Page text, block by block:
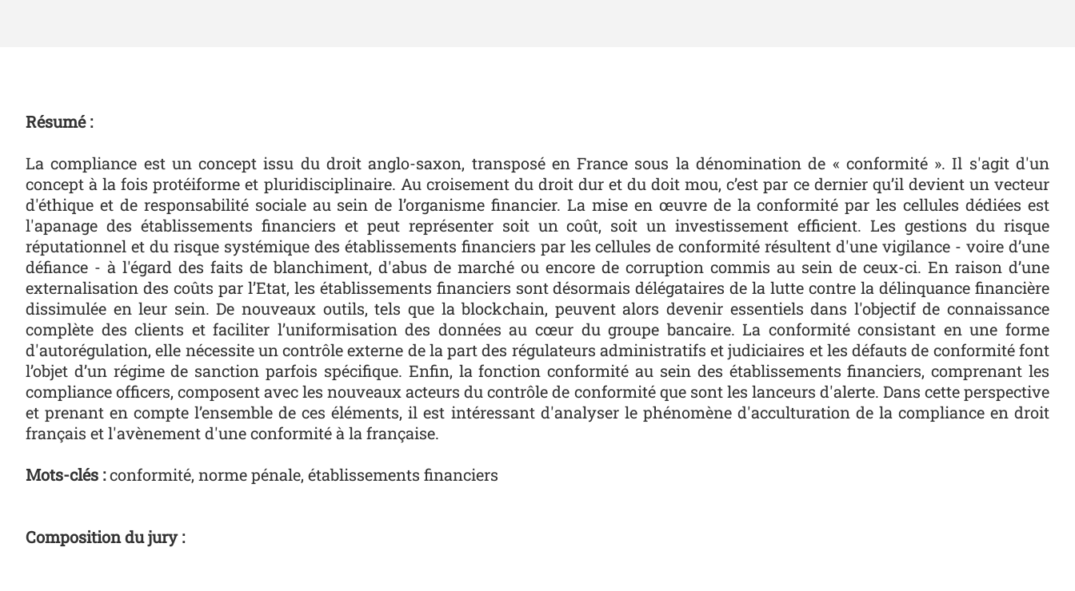
Résumé :
La compliance est un concept issu du droit anglo-saxon, transposé en France sous la dénomination de « conformité ». Il s'agit d'un
concept à la fois protéiforme et pluridisciplinaire. Au croisement du droit dur et du doit mou, c’est par ce dernier qu’il devient un vecteur
d'éthique et de responsabilité sociale au sein de l’organisme financier. La mise en œuvre de la conformité par les cellules dédiées est
l'apanage des établissements financiers et peut représenter soit un coût, soit un investissement efficient. Les gestions du risque
réputationnel et du risque systémique des établissements financiers par les cellules de conformité résultent d'une vigilance - voire d’une
défiance - à l'égard des faits de blanchiment, d'abus de marché ou encore de corruption commis au sein de ceux-ci. En raison d’une
externalisation des coûts par l’Etat, les établissements financiers sont désormais délégataires de la lutte contre la délinquance financière
dissimulée en leur sein. De nouveaux outils, tels que la blockchain, peuvent alors devenir essentiels dans l'objectif de connaissance
complète des clients et faciliter l’uniformisation des données au cœur du groupe bancaire. La conformité consistant en une forme
d'autorégulation, elle nécessite un contrôle externe de la part des régulateurs administratifs et judiciaires et les défauts de conformité font
l’objet d’un régime de sanction parfois spécifique. Enfin, la fonction conformité au sein des établissements financiers, comprenant les
compliance officers, composent avec les nouveaux acteurs du contrôle de conformité que sont les lanceurs d'alerte. Dans cette perspective
et prenant en compte l’ensemble de ces éléments, il est intéressant d'analyser le phénomène d'acculturation de la compliance en droit
français et l'avènement d'une conformité à la française.
Mots-clés :conformité, norme pénale, établissements financiers
Composition du jury :